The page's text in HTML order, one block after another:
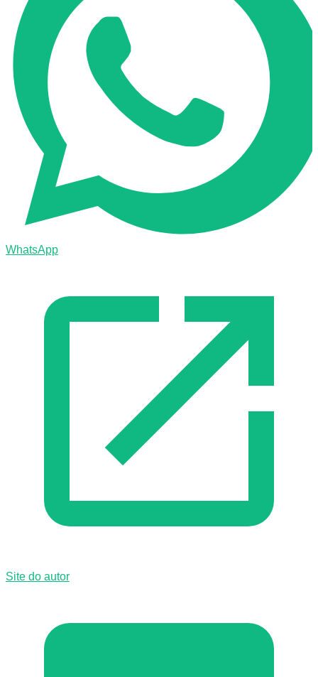
WhatsApp
Site do autor